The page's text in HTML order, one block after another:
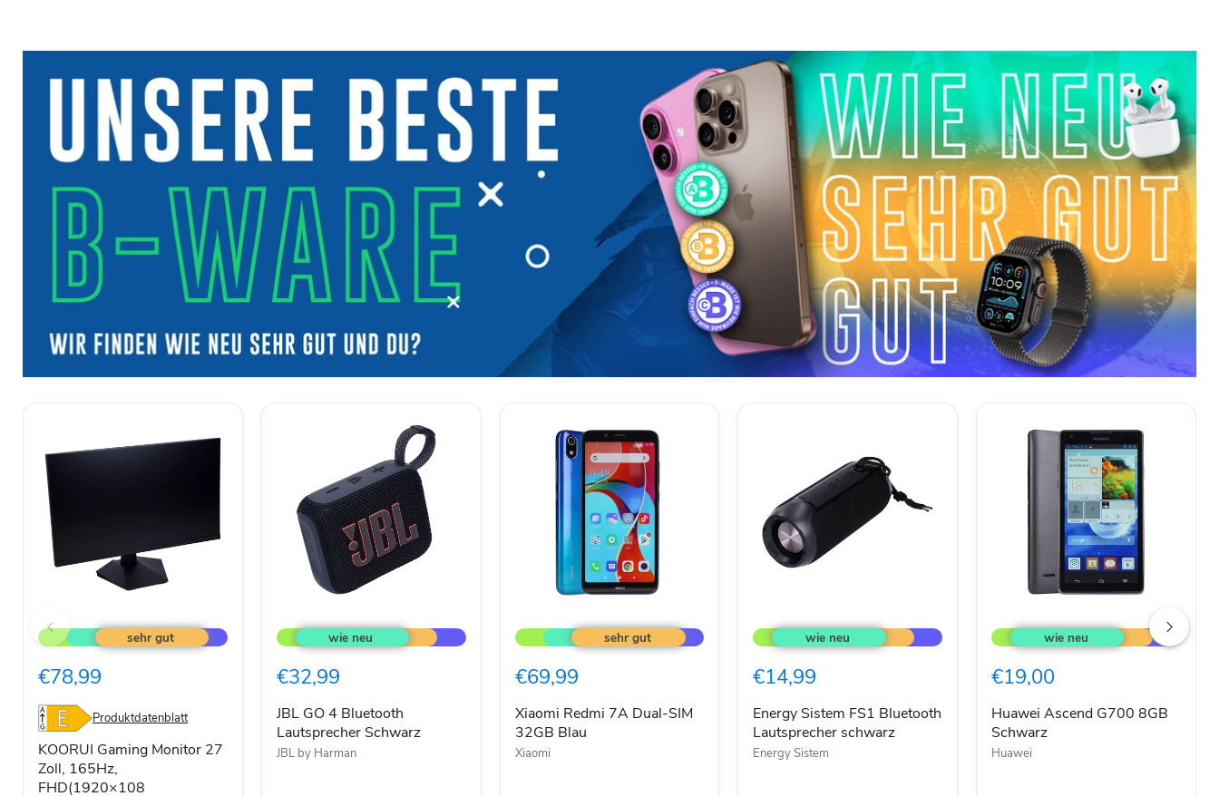
Gaming
Monitor
Zoll,
FHD(1920×108
€78,99
Produktdatenblatt
KOORUI Gaming Monitor 27
Zoll, 165Hz,
FHD(1920×108
GO
4
Lautsprecher
€32,99
JBL GO 4 Bluetooth
Lautsprecher Schwarz
JBL by Harman
Redmi
7A
SIM
Blau
€69,99
Xiaomi Redmi 7A Dual-SIM
32GB Blau
Xiaomi
Sistem
FS1
Lautsprecher
€14,99
Energy Sistem FS1 Bluetooth
Lautsprecher schwarz
Energy Sistem
Ascend
G700
Schwarz
€19,00
Huawei Ascend G700 8GB
Schwarz
Huawei